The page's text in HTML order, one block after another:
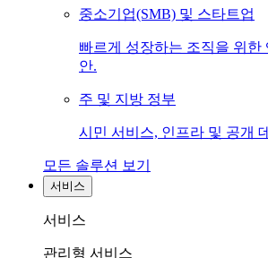
중소기업(SMB) 및 스타트업
빠르게 성장하는 조직을 위한
안.
주 및 지방 정부
시민 서비스, 인프라 및 공개
모든 솔루션 보기
서비스
서비스
관리형 서비스